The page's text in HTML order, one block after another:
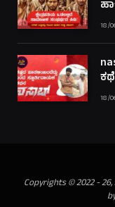
18/
18/
Copyrights © 2022 -